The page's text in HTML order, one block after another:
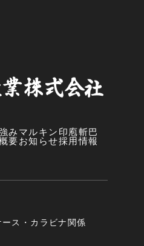
み マルキン印 庖斬巴
要お知らせ採用情報
ス・カラビナ関係